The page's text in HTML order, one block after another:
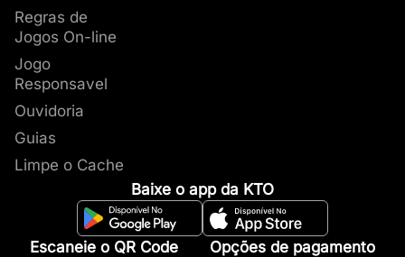
Regras de
Jogos On-line
Jogo
Responsavel
Ouvidoria
Guias
Limpe o Cache
Baixe o app da KTO
Escaneie o QR Code Opções de pagamento